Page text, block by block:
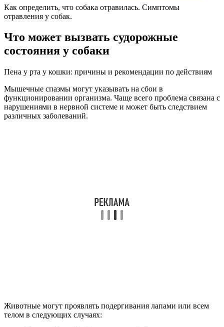
Как определить, что собака отравилась. Симптомы
отравления у собак.
Что может вызвать судорожные
состояния у собаки
Пена у рта у кошки: причины и рекомендации по действиям
Мышечные спазмы могут указывать на сбои в
функционировании организма. Чаще всего проблема связана с
нарушениями в нервной системе и может быть следствием
различных заболеваний.
Животные могут проявлять подергивания лапами или всем
телом в следующих случаях: